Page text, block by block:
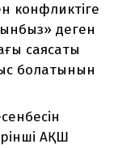
конфликтіге
деген
саясаты
болатынын
АҚШ